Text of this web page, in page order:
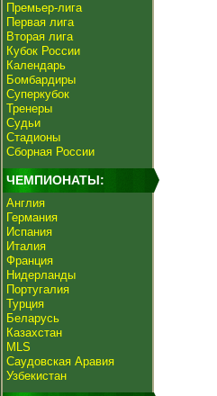
Премьер-лига
Первая лига
Вторая лига
Кубок России
Календарь
Бомбардиры
Суперкубок
Тренеры
Судьи
Стадионы
Сборная России
ЧЕМПИОНАТЫ:
Англия
Германия
Испания
Италия
Франция
Нидерланды
Португалия
Турция
Беларусь
Казахстан
MLS
Саудовская Аравия
Узбекистан